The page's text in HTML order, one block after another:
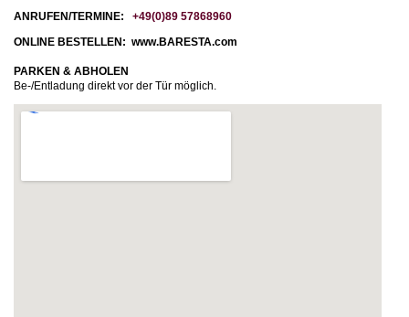
ANRUFEN/TERMINE: +49(0)89 57868960
ONLINE BESTELLEN: www.BARESTA.com
PARKEN & ABHOLEN
Be-/Entladung direkt vor der Tür möglich.